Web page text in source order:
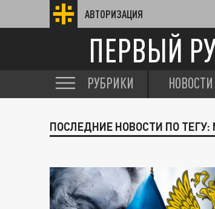
АВТОРИЗАЦИЯ
ПЕРВЫЙ
РУБРИКИ НОВОСТИ
ПОСЛЕДНИЕ НОВОСТИ ПО